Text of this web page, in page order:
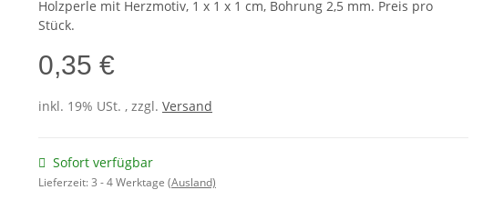
Holzperle mit Herzmotiv, 1 x 1 x 1 cm, Bohrung 2,5 mm. Preis pro
Stück.
0,35 €
inkl. 19% USt. , zzgl. Versand
Sofort verfügbar
Lieferzeit:3 - 4 Werktage (Ausland)